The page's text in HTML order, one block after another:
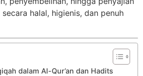
halal, higienis, dan penuh
dalam Al-Qur’an dan Hadits